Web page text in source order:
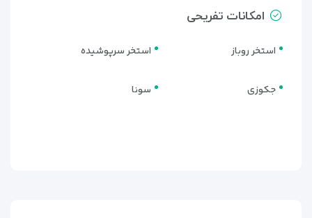
امکانات تفریحی
استخر روباز استخر سرپوشیده
جکوزی سونا